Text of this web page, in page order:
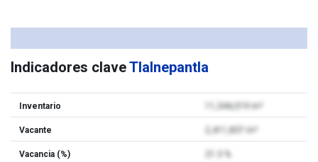
Indicadores claveTlalnepantla
Inventario 11,344,319 m²
Vacante
Vacancia (%)